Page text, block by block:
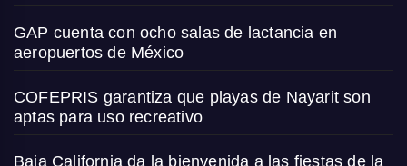
GAP cuenta con ocho salas de lactancia en
aeropuertos de México
COFEPRIS garantiza que playas de Nayarit son
aptas para uso recreativo
Baja California da la bienvenida a las fiestas de la